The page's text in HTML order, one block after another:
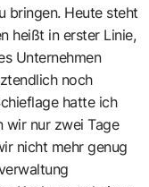
bringen. Heute steht
heißt in erster Linie,
Unternehmen
noch
hatte ich
wir nur zwei Tage
nicht mehr genug